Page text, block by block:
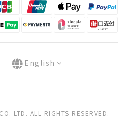
English
LTD. ALL RIGHTS RESERVED.